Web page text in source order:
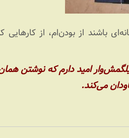
باشند از بودن‌ام، از کارهایی
امید دارم که نوشتن
می‌کند.